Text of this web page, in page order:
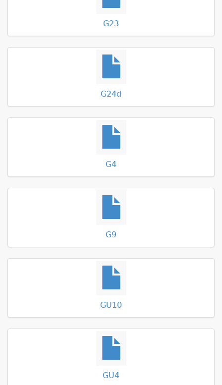
G23
G24d
G4
G9
GU10
GU4